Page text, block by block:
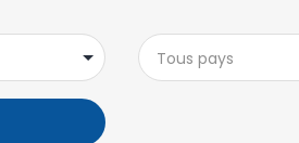
Tous pays